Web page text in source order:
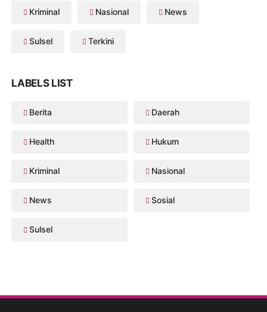
Kriminal Nasional News
Sulsel Terkini
LABELS LIST
Berita Daerah
Health Hukum
Kriminal Nasional
News Sosial
Sulsel